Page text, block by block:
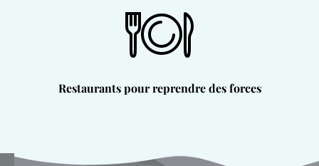
Restaurants pour reprendre des forces